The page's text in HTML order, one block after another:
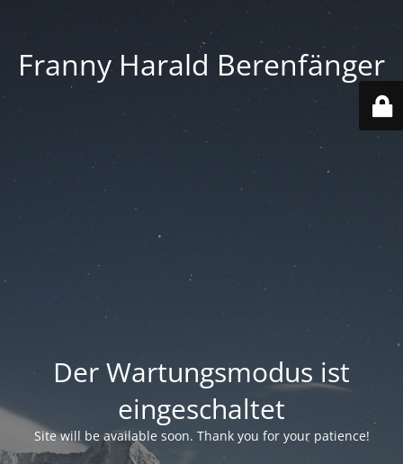
Franny Harald Berenfänger
Der Wartungsmodus ist
eingeschaltet
Site will be available soon. Thank you for your patience!